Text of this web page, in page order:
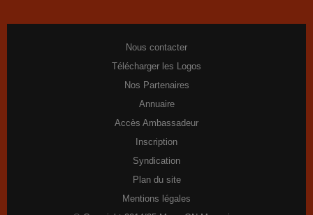
Nous contacter
Télécharger les Logos
Nos Partenaires
Annuaire
Accès Ambassadeur
Inscription
Syndication
Plan du site
Mentions légales